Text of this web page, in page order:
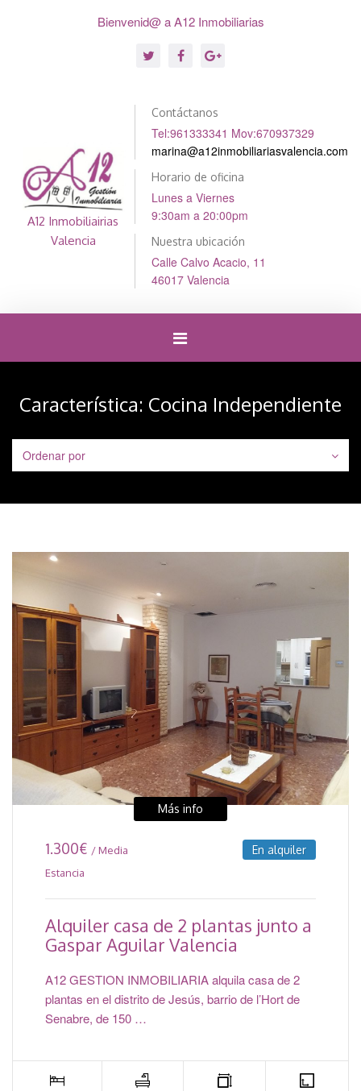
Bienvenid@ a A12 Inmobiliarias
A12 Inmobiliairias
Valencia
Contáctanos
Tel:961333341 Mov:670937329
marina@a12inmobiliariasvalencia.com
Horario de oficina
Lunes a Viernes
9:30am a 20:00pm
Nuestra ubicación
Calle Calvo Acacio, 11
46017 Valencia
Cambiar
Característica: Cocina Independiente
Ordenar por
Más info
1.300€ / Media
Estancia
En alquiler
Alquiler casa de 2 plantas junto a
Gaspar Aguilar Valencia
A12 GESTION INMOBILIARIA alquila casa de 2
plantas en el distrito de Jesús, barrio de l’Hort de
Senabre, de 150 …